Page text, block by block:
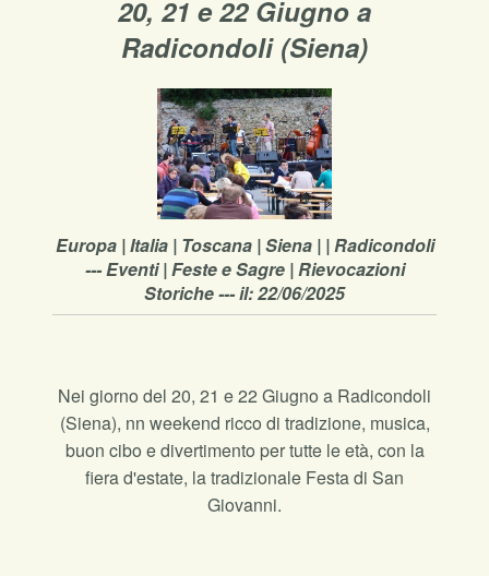
20, 21 e 22 Giugno a
Radicondoli (Siena)
Europa | Italia | Toscana | Siena | | Radicondoli
--- Eventi | Feste e Sagre | Rievocazioni
Storiche --- il: 22/06/2025
Nei giorno del 20, 21 e 22 Giugno a Radicondoli
(Siena), nn weekend ricco di tradizione, musica,
buon cibo e divertimento per tutte le età, con la
fiera d'estate, la tradizionale Festa di San
Giovanni.